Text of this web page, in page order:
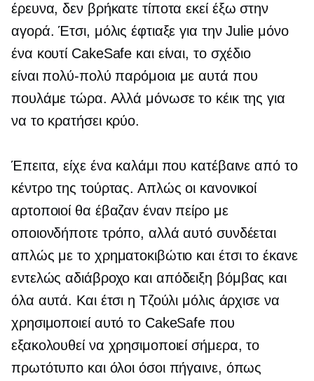
έρευνα, δεν βρήκατε τίποτα εκεί έξω στην
αγορά. Έτσι, μόλις έφτιαξε για την Julie μόνο
ένα κουτί CakeSafe και είναι, το σχέδιο
είναιπολύ-πολύ παρόμοια με αυτά που
πουλάμε τώρα. Αλλά μόνωσε το κέικ της για
να το κρατήσει κρύο.
Έπειτα, είχε ένα καλάμι που κατέβαινε από το
κέντρο της τούρτας. Απλώς οι κανονικοί
αρτοποιοί θα έβαζαν έναν πείρο με
οποιονδήποτε τρόπο, αλλά αυτό συνδέεται
απλώς με το χρηματοκιβώτιο και έτσι το έκανε
εντελώςαδιάβροχο και απόδειξη βόμβας και
όλα αυτά. Και έτσι η Τζούλι μόλις άρχισε να
χρησιμοποιεί αυτό το CakeSafe που
εξακολουθεί να χρησιμοποιεί σήμερα, το
πρωτότυπο και όλοι όσοι πήγαινε, όπως